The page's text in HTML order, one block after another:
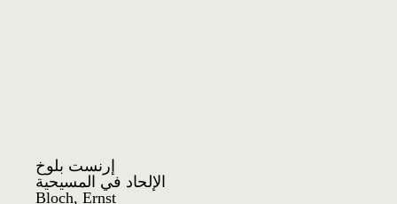
إرنست بلوخ
الإلحاد في المسيحية
Bloch, Ernst